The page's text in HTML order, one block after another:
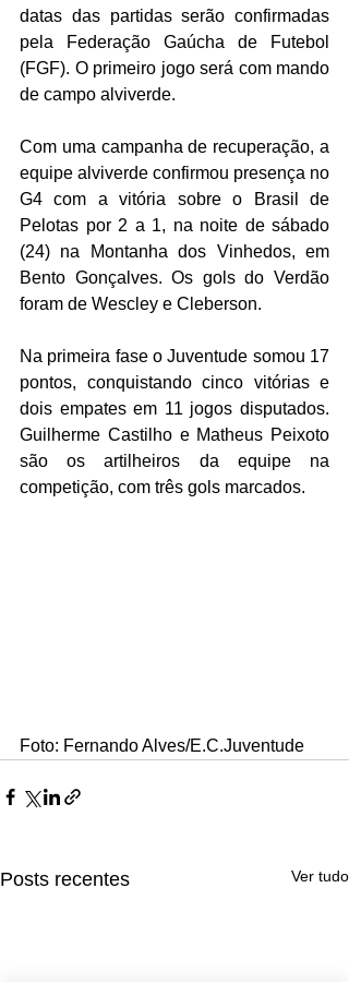
datas das partidas serão confirmadas
pela Federação Gaúcha de Futebol
(FGF). O primeiro jogo será com mando
de campo alviverde.
Com uma campanha de recuperação, a
equipe alviverde confirmou presença no
G4 com a vitória sobre o Brasil de
Pelotas por 2 a 1, na noite de sábado
(24) na Montanha dos Vinhedos, em
Bento Gonçalves. Os gols do Verdão
foram de Wescley e Cleberson.
Na primeira fase o Juventude somou 17
pontos, conquistando cinco vitórias e
dois empates em 11 jogos disputados.
Guilherme Castilho e Matheus Peixoto
são os artilheiros da equipe na
competição, com três gols marcados.
Foto: Fernando Alves/E.C.Juventude
Posts recentes Ver tudo